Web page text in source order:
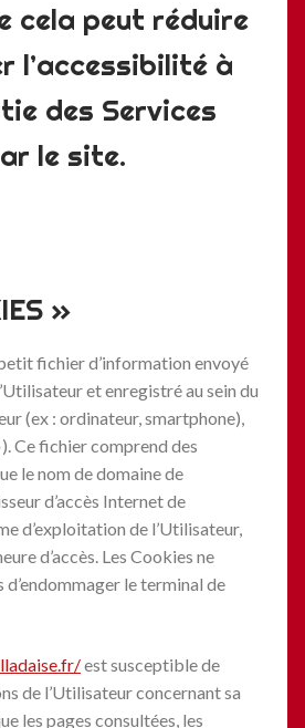
cela peut réduire
l’accessibilité à
des Services
le site.
»
fichier d’information envoyé
et enregistré au sein du
(ex : ordinateur, smartphone),
Ce fichier comprend des
le nom de domaine de
d’accès Internet de
d’exploitation de l’Utilisateur,
d’accès. Les Cookies ne
d’endommager le terminal de
est susceptible de
de l’Utilisateur concernant sa
les pages consultées, les